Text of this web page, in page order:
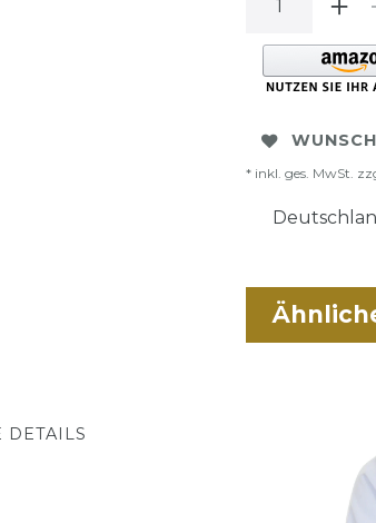
* inkl. ges. MwSt.
DETAILS